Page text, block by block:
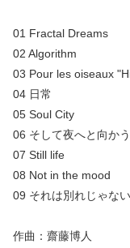
01 Fractal Dreams
02 Algorithm
03 Pour les oiseaux
04 日常
05 Soul City
06 そして夜へと向かう
07 Still life
08 Not in the mood
09 それは別れじゃない
作曲：齋藤博人